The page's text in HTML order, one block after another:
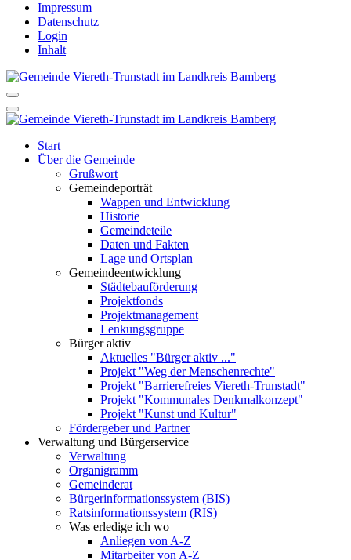
Impressum
Datenschutz
Login
Inhalt
Start
Über die Gemeinde
Grußwort
Gemeindeporträt
Wappen und Entwicklung
Historie
Gemeindeteile
Daten und Fakten
Lage und Ortsplan
Gemeindeentwicklung
Städtebauförderung
Projektfonds
Projektmanagement
Lenkungsgruppe
Bürger aktiv
Aktuelles "Bürger aktiv ..."
Projekt "Weg der Menschenrechte"
Projekt "Barrierefreies Viereth-Trunstadt"
Projekt "Kommunales Denkmalkonzept"
Projekt "Kunst und Kultur"
Fördergeber und Partner
Verwaltung und Bürgerservice
Verwaltung
Organigramm
Gemeinderat
Bürgerinformationssystem (BIS)
Ratsinformationssystem (RIS)
Was erledige ich wo
Anliegen von A-Z
Mitarbeiter von A-Z